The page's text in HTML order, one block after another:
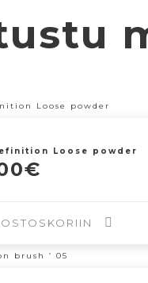
Loose powder
€